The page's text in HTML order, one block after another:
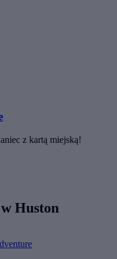
z kartą miejską!
Huston